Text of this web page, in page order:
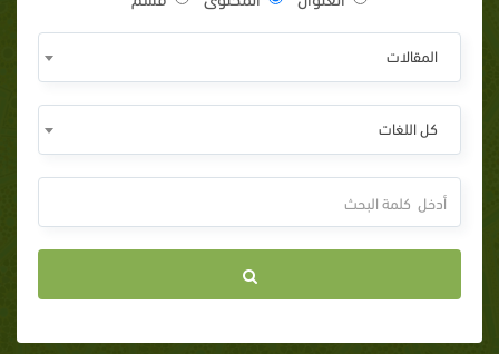
المقالات
كل اللغات